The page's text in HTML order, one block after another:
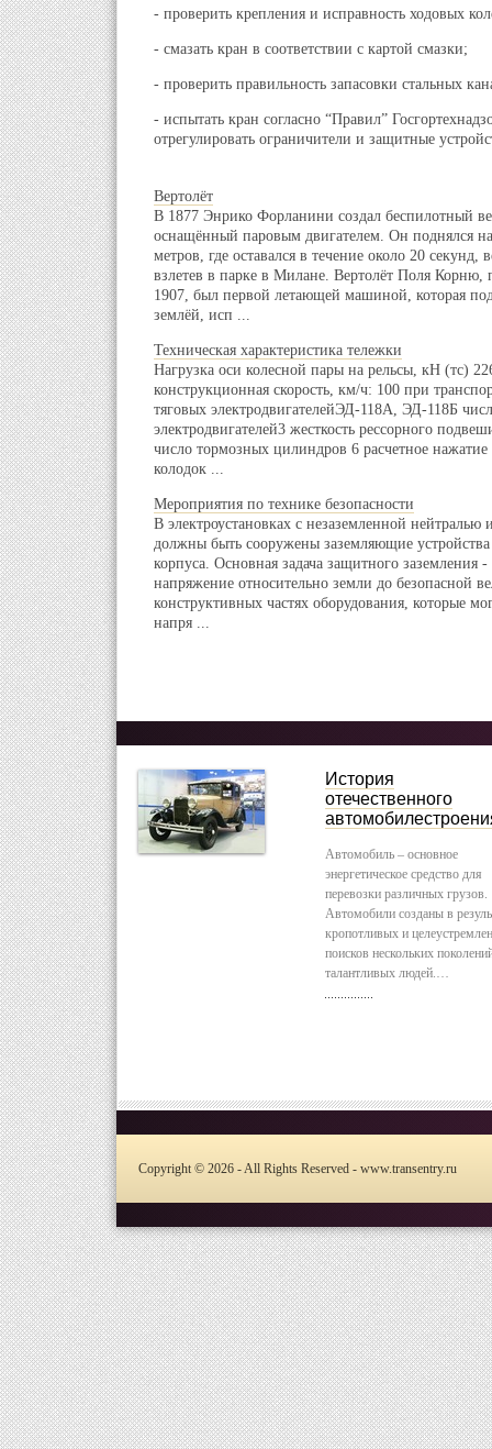
- проверить крепления и исправность ходовых
- смазать кран в соответствии с картой смазки;
- проверить правильность запасовки стальных
- испытать кран согласно “Правил”
отрегулировать ограничители и защитные
Вертолёт
В 1877 Энрико Форланини создал беспилотный
оснащённый паровым двигателем. Он поднялся
метров, где оставался в течение около 20 секунд,
взлетев в парке в Милане. Вертолёт Поля Корню,
1907, был первой летающей машиной, которая
землёй, исп ...
Техническая характеристика тележки
Нагрузка оси колесной пары на рельсы, кН (тс)
конструкционная скорость, км/ч: 100 при
тяговых электродвигателейЭД-118А, ЭД-118Б
электродвигателей3 жесткость рессорного
число тормозных цилиндров 6 расчетное
колодок ...
Мероприятия по технике безопасности
В электроустановках с незаземленной нейтралью
должны быть сооружены заземляющие
корпуса. Основная задача защитного заземления -
напряжение относительно земли до безопасной
конструктивных частях оборудования, которые
напря ...
История
отечественного
Автомобиль – основное
энергетическое средство для
перевозки различных грузов.
Автомобили созданы в
кропотливых и
поисков нескольких
талантливых людей.…
Copyright © 2026 - All Rights Reserved - www.transentry.ru